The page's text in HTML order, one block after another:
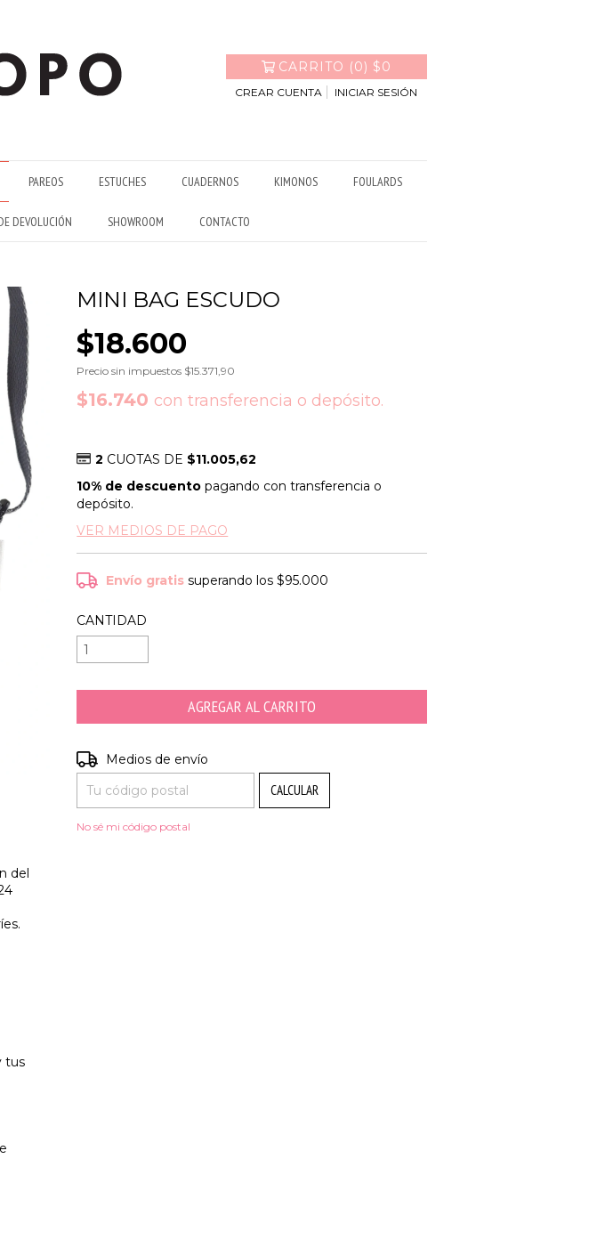
CARRITO (0) $0
CREAR CUENTA INICIAR SESIÓN
PAREOS ESTUCHES CUADERNOS KIMONOS FOULARDS
DEVOLUCIÓN SHOWROOM CONTACTO
del
tus
MINI BAG ESCUDO
$18.600
Precio sin impuestos $15.371,90
$16.740 con transferencia o depósito.
2 CUOTAS DE $11.005,62
10% de descuento pagando con transferencia o
depósito.
VER MEDIOS DE PAGO
Envío gratis superando los $95.000
CANTIDAD
Entregas para el CP:
Medios de envío
CALCULAR
No sé mi código postal